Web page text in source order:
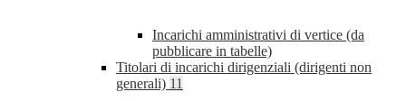
Incarichi amministrativi di vertice (da
pubblicare in tabelle)
Titolari di incarichi dirigenziali (dirigenti non
generali) 11